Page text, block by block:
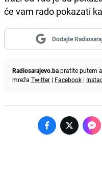
će vam rado pokazati
Dodajte
Radiosarajevo.bapratite putem
mreža Twitter | Facebook |